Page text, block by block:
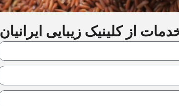
از کلینیک زیبایی ایرانیان